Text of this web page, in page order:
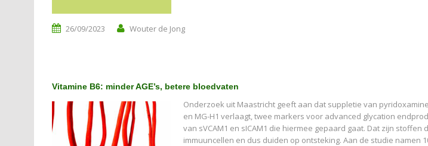
26/09/2023 Wouter de Jong
Vitamine B6: minder AGE’s, betere bloedvaten
Onderzoek uit Maastricht geeft aan dat suppletie van
en MG-H1 verlaagt, twee markers voor advanced glycation
van sVCAM1 en sICAM1 die hiermee gepaard gaat. Dat zijn
immuuncellen en dus duiden op ontsteking. Aan de studie namen